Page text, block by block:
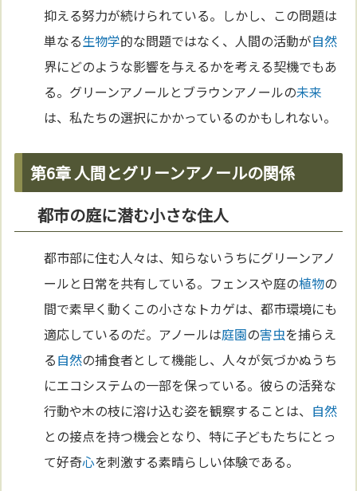
抑える努力が続けられている。しかし、この問題は
単なる生物学的な問題ではなく、人間の活動が自然
界にどのような影響を与えるかを考える契機でもあ
る。グリーンアノールとブラウンアノールの未来
は、私たちの選択にかかっているのかもしれない。
第6章 人間とグリーンアノールの関係
都市の庭に潜む小さな住人
都市部に住む人々は、知らないうちにグリーンアノ
ールと日常を共有している。フェンスや庭の植物の
間で素早く動くこの小さなトカゲは、都市環境にも
適応しているのだ。アノールは庭園の害虫を捕らえ
る自然の捕食者として機能し、人々が気づかぬうち
にエコシステムの一部を保っている。彼らの活発な
行動や木の枝に溶け込む姿を観察することは、 自然
との接点を持つ機会となり、特に子どもたちにとっ
て好奇心を刺激する素晴らしい体験である。